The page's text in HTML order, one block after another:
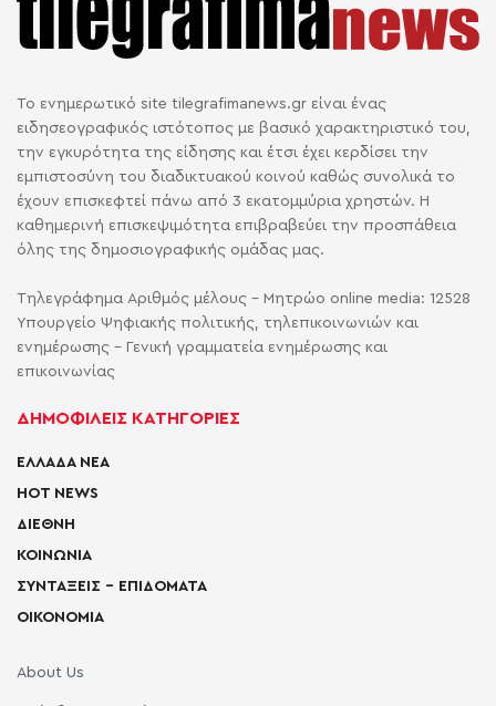
Το ενημερωτικό site tilegrafimanews.gr είναι ένας
ειδησεογραφικός ιστότοπος με βασικό χαρακτηριστικό του,
την εγκυρότητα της είδησης και έτσι έχει κερδίσει την
εμπιστοσύνη του διαδικτυακού κοινού καθώς συνολικά το
έχουν επισκεφτεί πάνω από 3 εκατομμύρια χρηστών. Η
καθημερινή επισκεψιμότητα επιβραβεύει την προσπάθεια
όλης της δημοσιογραφικής ομάδας μας.
Τηλεγράφημα Αριθμός μέλους - Μητρώο online media: 12528
Υπουργείο Ψηφιακής πολιτικής, τηλεπικοινωνιών και
ενημέρωσης - Γενική γραμματεία ενημέρωσης και
επικοινωνίας
ΔΗΜΟΦΙΛΕΙΣ ΚΑΤΗΓΟΡΙΕΣ
ΕΛΛΑΔΑ ΝΕΑ
HOT NEWS
ΔΙΕΘΝΗ
ΚΟΙΝΩΝΙΑ
ΣΥΝΤΑΞΕΙΣ – ΕΠΙΔΟΜΑΤΑ
ΟΙΚΟΝΟΜΙΑ
About Us